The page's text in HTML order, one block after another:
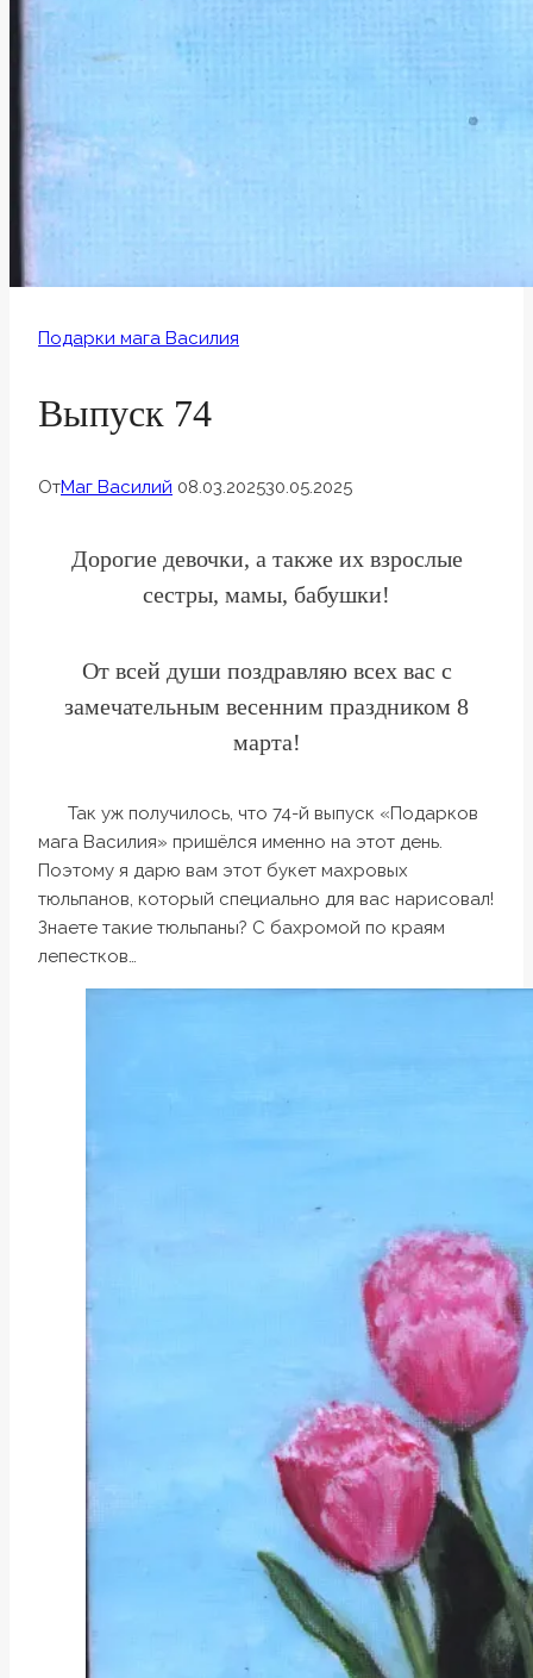
Подарки мага Василия
Выпуск 74
ОтМаг Василий 08.03.202530.05.2025
Дорогие девочки, а также их взрослые
сестры, мамы, бабушки!
От всей души поздравляю всех вас с
замечательным весенним праздником 8
марта!
Так уж получилось, что 74-й выпуск «Подарков
мага Василия» пришёлся именно на этот день.
Поэтому я дарю вам этот букет махровых
тюльпанов, который специально для вас нарисовал!
Знаете такие тюльпаны? С бахромой по краям
лепестков…